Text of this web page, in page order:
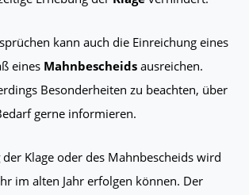
kann auch die Einreichung eines
eines Mahnbescheidsausreichen.
Besonderheiten zu beachten, über
gerne informieren.
der Klage oder des Mahnbescheids wird
im alten Jahr erfolgen können. Der